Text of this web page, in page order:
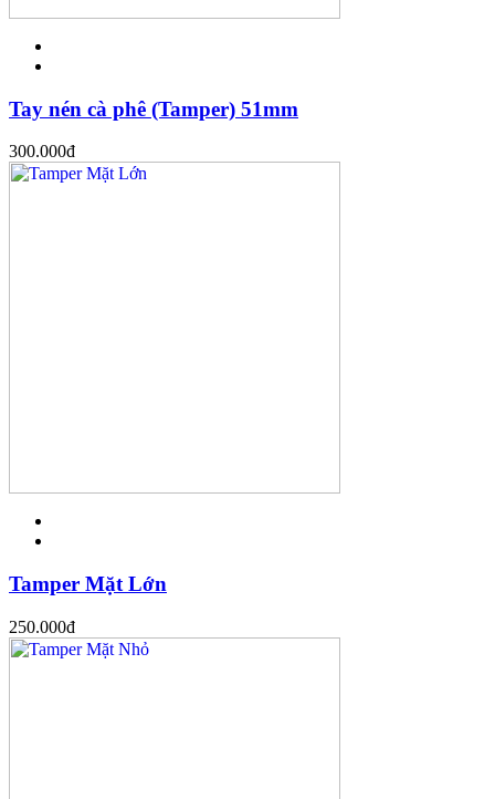
Tay nén cà phê (Tamper) 51mm
300.000đ
Tamper Mặt Lớn
250.000đ